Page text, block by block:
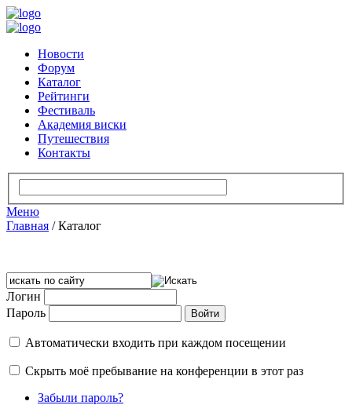
Новости
Форум
Каталог
Рейтинги
Фестиваль
Академия виски
Путешествия
Контакты
Меню
Главная /Каталог
Логин
Пароль
Автоматически входить при каждом посещении
Скрыть моё пребывание на конференции в этот раз
Забыли пароль?